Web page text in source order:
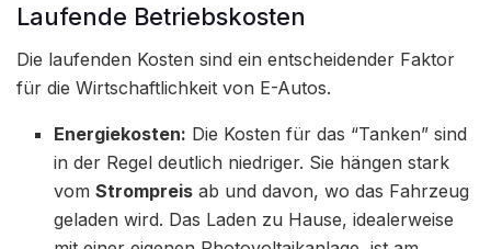
Laufende Betriebskosten
Die laufenden Kosten sind ein entscheidender Faktor
für die Wirtschaftlichkeit von E-Autos.
Energiekosten: Die Kosten für das “Tanken” sind
in der Regel deutlich niedriger. Sie hängen stark
vomStrompreis ab und davon, wo das Fahrzeug
geladen wird. Das Laden zu Hause, idealerweise